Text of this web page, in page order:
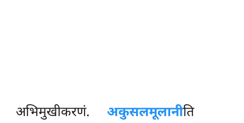
अभिमुखीकरणं. अकुसलमूलानीति